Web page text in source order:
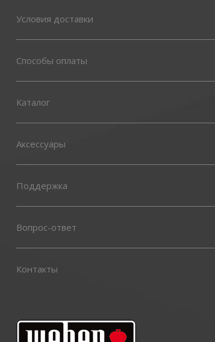
Условия доставки
Способы оплаты
Каталог
Аксессуары
Поддержка
Вопрос-ответ
Контакты